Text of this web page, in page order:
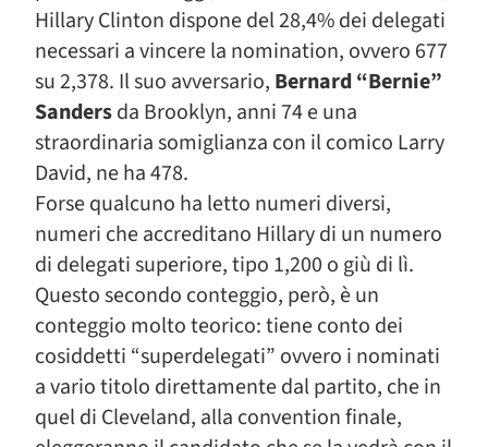
Hillary Clinton dispone del 28,4% dei delegati
necessari a vincere la nomination, ovvero 677
su 2,378. Il suo avversario, Bernard “Bernie”
Sandersda Brooklyn, anni 74 e una
straordinaria somiglianza con il comico Larry
David, ne ha 478.
Forse qualcuno ha letto numeri diversi,
numeri che accreditano Hillary di un numero
di delegati superiore, tipo 1,200 o giù di lì.
Questo secondo conteggio, però, è un
conteggio molto teorico: tiene conto dei
cosiddetti “superdelegati” ovvero i nominati
a vario titolo direttamente dal partito, che in
quel di Cleveland, alla convention finale,